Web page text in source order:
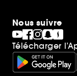
Nous suivre
Télécharger